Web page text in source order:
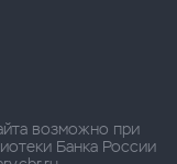
возможно при
Банка России